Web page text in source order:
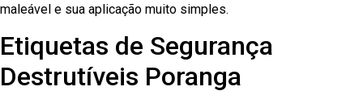
maleável e sua aplicação muito simples.
Etiquetas de Segurança
Destrutíveis Poranga